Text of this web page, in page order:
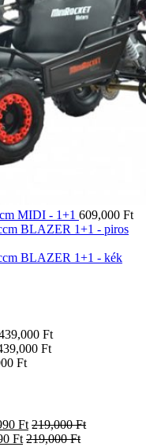
MIDI - 1+1 609,000 Ft
BLAZER 1+1 - piros
BLAZER 1+1 - kék
Ft
Ft
Ft
Ft 219,000Ft
Ft 219,000Ft